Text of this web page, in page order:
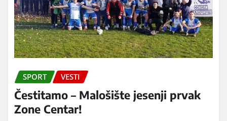
SPORT VESTI
Čestitamo – Malošište jesenji prvak
Zone Centar!